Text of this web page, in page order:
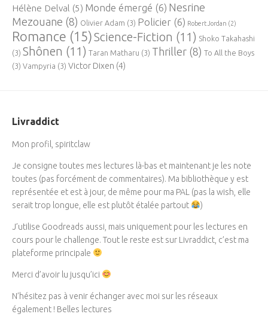
Hélène Delval (5) Monde émergé (6) Nesrine
Mezouane (8) Olivier Adam (3) Policier (6) Robert Jordan (2)
Romance (15)Science-Fiction (11) Shoko Takahashi
(3) Shônen (11) Taran Matharu (3) Thriller (8) To All the Boys
(3) Vampyria (3) Victor Dixen (4)
Livraddict
Mon profil, spiritclaw
Je consigne toutes mes lectures là-bas et maintenant je les note
toutes (pas forcément de commentaires). Ma bibliothèque y est
représentée et est à jour, de même pour ma PAL (pas la wish, elle
serait trop longue, elle est plutôt étalée partout
)
J’utilise Goodreads aussi, mais uniquement pour les lectures en
cours pour le challenge. Tout le reste est sur Livraddict, c’est ma
plateforme principale
Merci d’avoir lu jusqu’ici
N’hésitez pas à venir échanger avec moi sur les réseaux
également ! Belles lectures